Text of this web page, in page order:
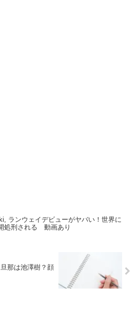
ランウェイデビューがヤバい！世界に
処刑される 動画あり
那は池澤樹？顔